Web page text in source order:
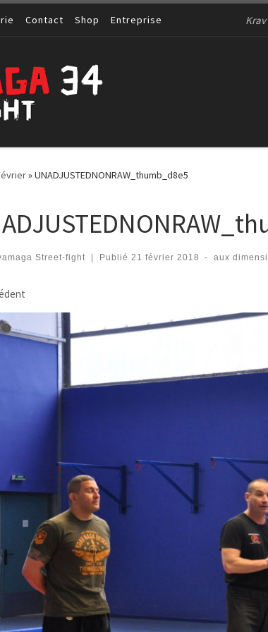
Contact Shop Entreprise
»UNADJUSTEDNONRAW_thumb_d8e5
Street-fight Publié 21 février 2018 - aux
des images